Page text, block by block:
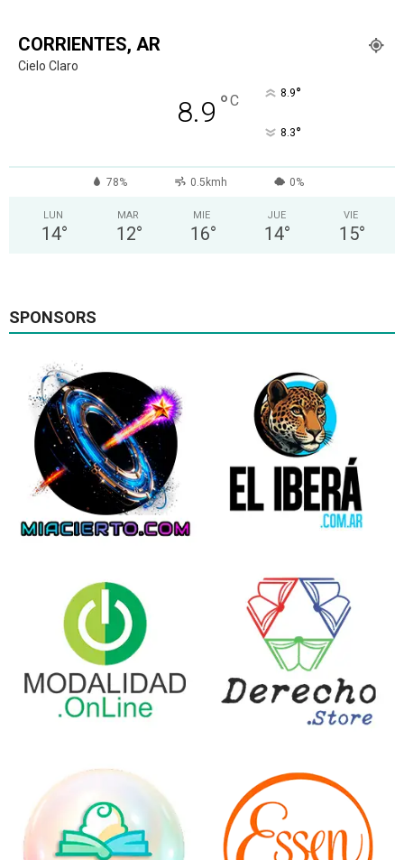
CORRIENTES, AR
Cielo Claro
8.9 °C 8.9°
8.3°
78% 0.5kmh 0%
LUN
14°
MAR
12°
MIE
16°
JUE
14°
VIE
15°
SPONSORS